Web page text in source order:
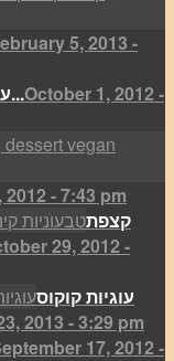
5, 2013 -
על האש טבעוני… חג עצמאות שמח...October 1, 2012 -
- 7:43 pm
קצפת
29, 2012 -
עוגיות קוקוס
2013 - 3:29 pm
17, 2012 -